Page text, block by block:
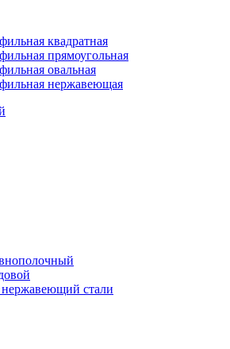
квадратная
прямоугольная
овальная
нержавеющая
нержавеющий стали